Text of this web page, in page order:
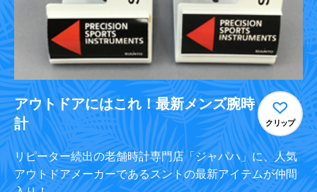
アウトドアにはこれ！最新メンズ腕時
計
クリップ
リピーター続出の老舗時計専門店「ジャパハ」に、人気
アウトドアメーカーであるスントの最新アイテムが仲間